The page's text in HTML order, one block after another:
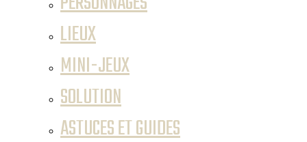
LIEUX
MINI-JEUX
SOLUTION
ASTUCES ET GUIDES